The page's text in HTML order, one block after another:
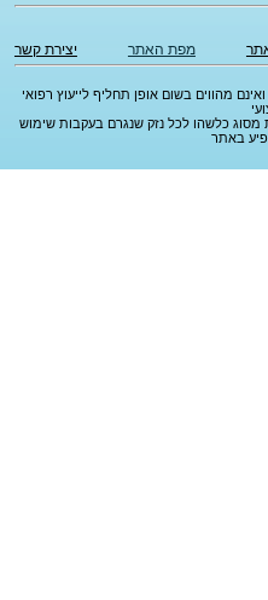
מפת האתר יצירת קשר
מהווים בשום אופן תחליף לייעוץ רפואי
מסוג כלשהו לכל נזק שנגרם בעקבות שימוש
באתר